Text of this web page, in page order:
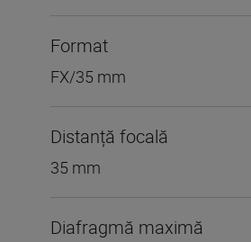
Format
FX/35 mm
Distanță focală
35 mm
Diafragmă maximă